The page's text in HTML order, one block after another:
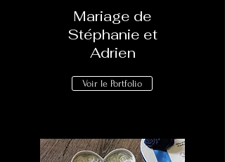
Mariage de
Stéphanie et
Adrien
Voir le Portfolio